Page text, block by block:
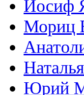
Иосиф
Мориц
Юрий